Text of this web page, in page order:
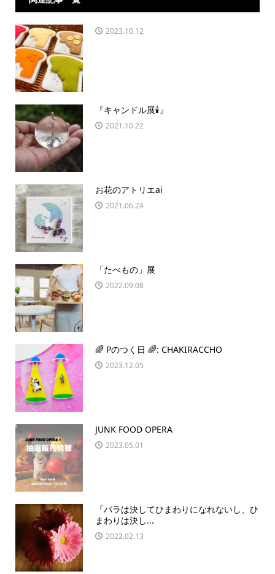
2023.10.12
『キャンドル展🕯』
2021.10.22
お花のアトリエai
2021.06.24
「たべもの」展
2022.09.08
🌈 Pのつく日 🌈: CHAKIRACCHO
2023.12.05
JUNK FOOD OPERA
2023.05.01
「バラは決してひまわりになれないし、ひ
まわりは決し...
2022.02.13